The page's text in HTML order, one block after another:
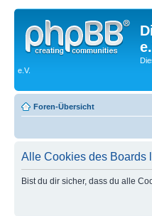
e.V.
Foren-Übersicht
Alle Cookies des Boards
Bist du dir sicher, dass du alle